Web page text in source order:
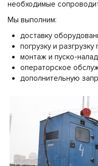
необходимые
Мы выполним:
доставку
погрузку и
монтаж и пуско-
операторское
дополнительную